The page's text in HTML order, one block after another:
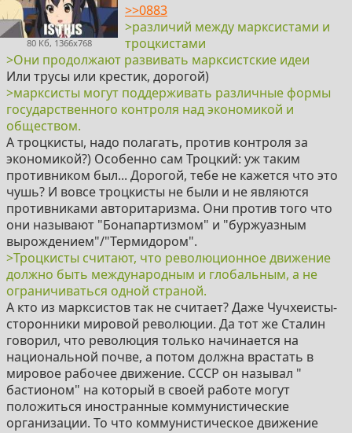
80 Кб, 1366x768
>>0883
>различий между марксистами и
троцкистами
>Они продолжают развивать марксистские идеи
Или трусы или крестик, дорогой)
>марксисты могут поддерживать различные формы
государственного контроля над экономикой и
обществом.
А троцкисты, надо полагать, против контроля за
экономикой?) Особенно сам Троцкий: уж таким
противником был... Дорогой, тебе не кажется что это
чушь? И вовсе троцкисты не были и не являются
противниками авторитаризма. Они против того что
они называют "Бонапартизмом" и "буржуазным
вырождением"/"Термидором".
>Троцкисты считают, что революционное движение
должно быть международным и глобальным, а не
ограничиваться одной страной.
А кто из марксистов так не считает? Даже Чучхеисты-
сторонники мировой революции. Да тот же Сталин
говорил, что революция только начинается на
национальной почве, а потом должна врастать в
мировое рабочее движение. СССР он называл "
бастионом" на который в своей работе могут
положиться иностранные коммунистические
организации. То что коммунистическое движение